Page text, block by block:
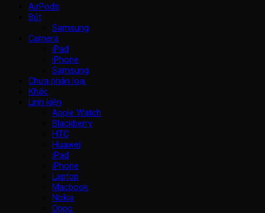
AirPods
Bút
Samsung
Camera
iPad
iPhone
Samsung
Chưa phân loại
Khác
Linh kiện
Apple Watch
Blackberry
HTC
Huawei
iPad
iPhone
Laptop
Macbook
Nokia
Oppo